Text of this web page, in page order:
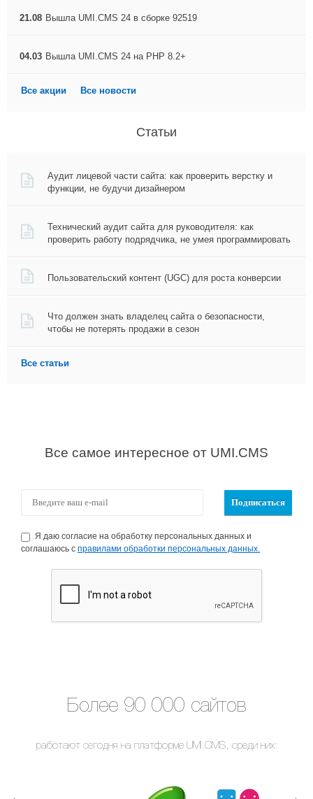
21.08 Вышла UMI.CMS 24 в сборке 92519
04.03 Вышла UMI.CMS 24 на PHP 8.2+
Все акции Все новости
Статьи
Аудит лицевой части сайта: как проверить верстку и
функции, не будучи дизайнером
Технический аудит сайта для руководителя: как
проверить работу подрядчика, не умея программировать
Пользовательский контент (UGC) для роста конверсии
Что должен знать владелец сайта о безопасности,
чтобы не потерять продажи в сезон
Все статьи
Все самое интересное от UMI.CMS
Я даю согласие на обработку персональных данных и
соглашаюсь с правилами обработки персональных данных.
Более 90 000 сайтов
работают сегодня на платформе UMI.CMS, среди них: